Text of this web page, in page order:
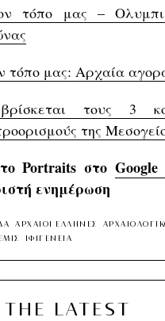
τόπο μας –
τόπο μας: Αρχαία
τους 3
της
Portraits στο Google
ενημέρωση
ΑΡΧΑΙΟΙ EΛΛΗΝΕΣ
ΙΦΙΓΕΝΕΙΑ
THE LATEST